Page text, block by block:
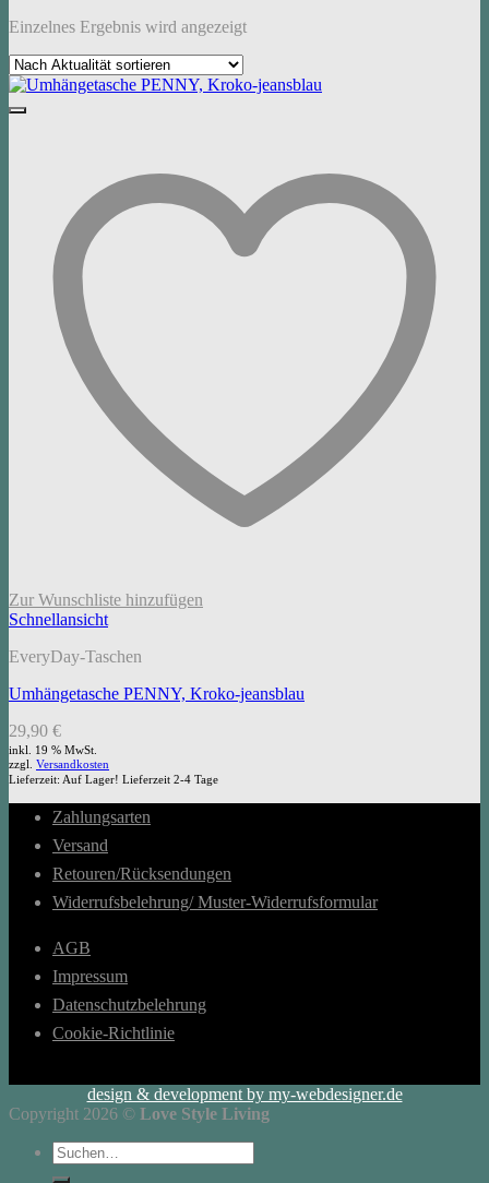
Einzelnes Ergebnis wird angezeigt
Zur Wunschliste hinzufügen
Schnellansicht
EveryDay-Taschen
Umhängetasche PENNY, Kroko-jeansblau
29,90 €
inkl. 19 % MwSt.
zzgl. Versandkosten
Lieferzeit: Auf Lager! Lieferzeit 2-4 Tage
Zahlungsarten
Versand
Retouren/Rücksendungen
Widerrufsbelehrung/ Muster-Widerrufsformular
AGB
Impressum
Datenschutzbelehrung
Cookie-Richtlinie
design & development by my-webdesigner.de
Copyright 2026 © Love Style Living
Suchen
nach: